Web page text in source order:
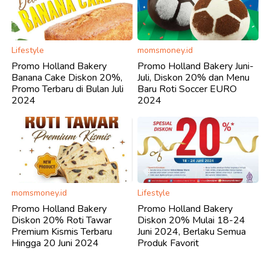
Lifestyle
Promo Holland Bakery
Banana Cake Diskon 20%,
Promo Terbaru di Bulan Juli
2024
momsmoney.id
Promo Holland Bakery Juni-
Juli, Diskon 20% dan Menu
Baru Roti Soccer EURO
2024
momsmoney.id
Promo Holland Bakery
Diskon 20% Roti Tawar
Premium Kismis Terbaru
Hingga 20 Juni 2024
Lifestyle
Promo Holland Bakery
Diskon 20% Mulai 18-24
Juni 2024, Berlaku Semua
Produk Favorit